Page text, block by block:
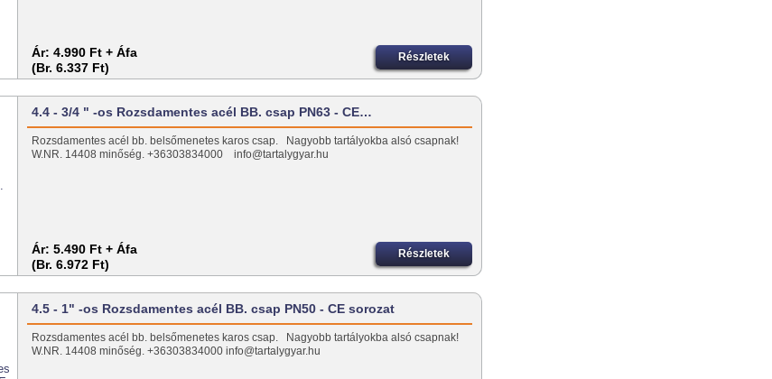
Ár: 4.990 Ft + Áfa
(Br. 6.337 Ft)
Részletek
4.4 - 3/4 " -os Rozsdamentes acél BB. csap PN63 - CE…
Rozsdamentes acél bb. belsőmenetes karos csap. Nagyobb tartályokba alsó csapnak!
W.NR. 14408 minőség. +36303834000 info@tartalygyar.hu
Ár: 5.490 Ft + Áfa
(Br. 6.972 Ft)
Részletek
4.5 - 1" -os Rozsdamentes acél BB. csap PN50 - CE sorozat
Rozsdamentes acél bb. belsőmenetes karos csap. Nagyobb tartályokba alsó csapnak!
W.NR. 14408 minőség. +36303834000 info@tartalygyar.hu